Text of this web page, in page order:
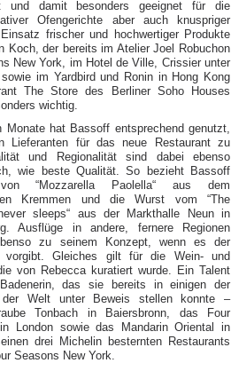
und damit besonders geeignet für die
Ofengerichte aber auch knuspriger
frischer und hochwertiger Produkte
Koch, der bereits im Atelier Joel Robuchon
New York, im Hotel de Ville, Crissier unter
im Yardbird und Ronin in Hong Kong
The Store des Berliner Soho Houses
wichtig.
Monate hat Bassoff entsprechend genutzt,
Lieferanten für das neue Restaurant zu
und Regionalität sind dabei ebenso
wie beste Qualität. So bezieht Bassoff
“Mozzarella Paolella“ aus dem
Kremmen und die Wurst vom “The
sleeps“ aus der Markthalle Neun in
Ausflüge in andere, fernere Regionen
zu seinem Konzept, wenn es der
vorgibt. Gleiches gilt für die Wein- und
von Rebecca kuratiert wurde. Ein Talent
das sie bereits in einigen der
der Welt unter Beweis stellen konnte –
Tonbach in Baiersbronn, das Four
London sowie das Mandarin Oriental in
drei Michelin besternten Restaurants
Seasons New York.